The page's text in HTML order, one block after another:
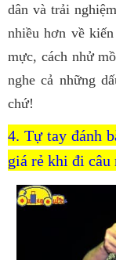
dân và trải
nhiều hơn về
mực, cách nhử
nghe cả những
chứ!
4. Tự tay đánh
giá rẻ khi đi câu